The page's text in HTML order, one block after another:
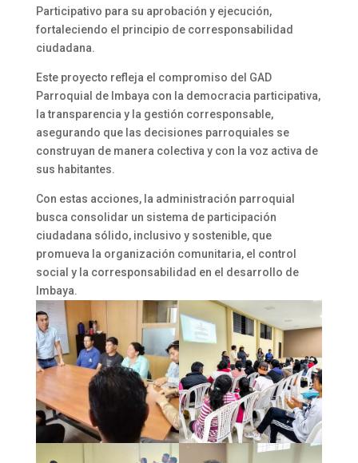
Participativo para su aprobación y ejecución,
fortaleciendo el principio de corresponsabilidad
ciudadana.
Este proyecto refleja el compromiso del GAD
Parroquial de Imbaya con la democracia participativa,
la transparencia y la gestión corresponsable,
asegurando que las decisiones parroquiales se
construyan de manera colectiva y con la voz activa de
sus habitantes.
Con estas acciones, la administración parroquial
busca consolidar un sistema de participación
ciudadana sólido, inclusivo y sostenible, que
promueva la organización comunitaria, el control
social y la corresponsabilidad en el desarrollo de
Imbaya.